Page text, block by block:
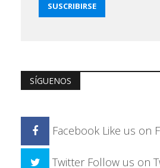
SÍGUENOS
Facebook Like us on
Twitter Follow us on